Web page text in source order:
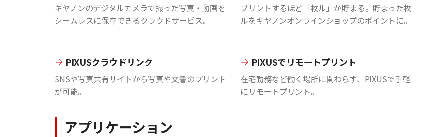
キヤノンのデジタルカメラで撮った写真・動画を
シームレスに保存できるクラウドサービス。
プリントするほど「枚ル」が貯まる。貯まった枚
ルをキヤノンオンラインショップのポイントに。
PIXUSクラウドリンク
SNSや写真共有サイトから写真や文書のプリント
が可能。
PIXUSでリモートプリント
在宅勤務など働く場所に関わらず、PIXUSで手軽
にリモートプリント。
アプリケーション